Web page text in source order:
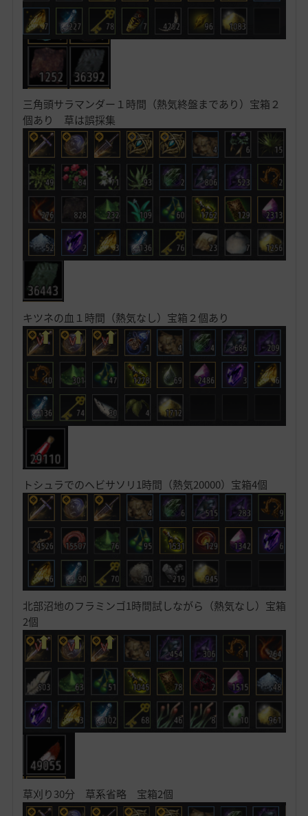
三角頭サラマンダー１時間（熱気終盤まであり）宝箱２
個あり 草は誤採集
キツネの血１時間（熱気なし）宝箱２個あり
トシュラでのヘビサソリ1時間（熱気20000）宝箱4個
北部沼地のフラミンゴ1時間試しながら（熱気なし）宝箱
2個
草刈り30分 草系省略 宝箱2個